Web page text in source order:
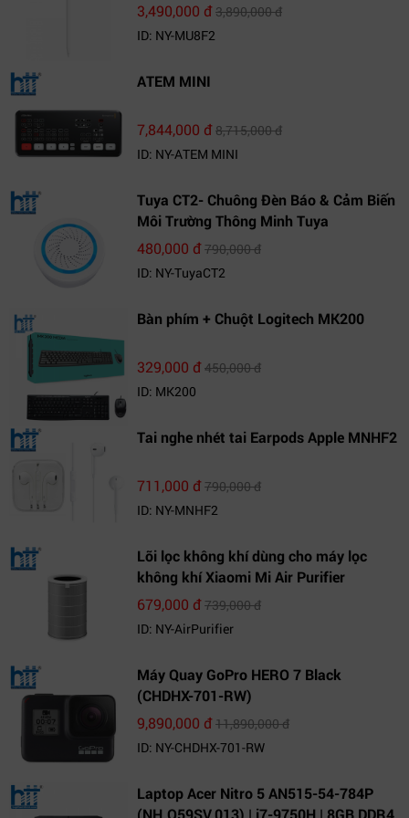
3,490,000 đ3,890,000 đ
ID: NY-MU8F2
ATEM MINI
7,844,000 đ8,715,000 đ
ID: NY-ATEM MINI
Tuya CT2- Chuông Đèn Báo & Cảm Biến
Môi Trường Thông Minh Tuya
480,000 đ790,000 đ
ID: NY-TuyaCT2
Bàn phím + Chuột Logitech MK200
329,000 đ450,000 đ
ID: MK200
Tai nghe nhét tai Earpods Apple MNHF2
711,000 đ790,000 đ
ID: NY-MNHF2
Lõi lọc không khí dùng cho máy lọc
không khí Xiaomi Mi Air Purifier
679,000 đ739,000 đ
ID: NY-AirPurifier
Máy Quay GoPro HERO 7 Black
(CHDHX-701-RW)
9,890,000 đ11,890,000 đ
ID: NY-CHDHX-701-RW
Laptop Acer Nitro 5 AN515-54-784P
(NH.Q59SV.013) | i7-9750H | 8GB DDR4